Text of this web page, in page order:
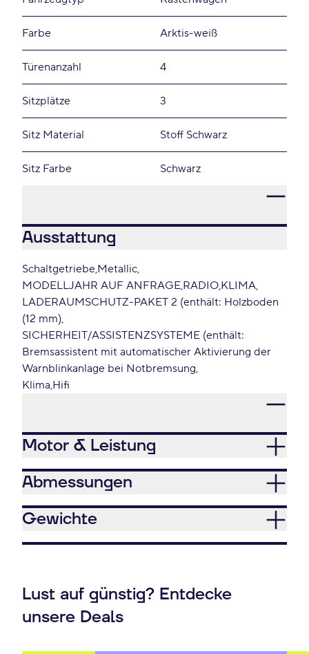
Farbe Arktis-weiß
Türenanzahl 4
Sitzplätze 3
Sitz Material Stoff Schwarz
Sitz Farbe Schwarz
Ausstattung
Schaltgetriebe Metallic
MODELLJAHR AUF ANFRAGE RADIO KLIMA
LADERAUMSCHUTZ-PAKET 2 (enthält: Holzboden
(12 mm)
SICHERHEIT/ASSISTENZSYSTEME (enthält:
Bremsassistent mit automatischer Aktivierung der
Warnblinkanlage bei Notbremsung
Klima Hifi
Motor & Leistung
Abmessungen
Gewichte
Lust auf günstig? Entdecke
unsere Deals